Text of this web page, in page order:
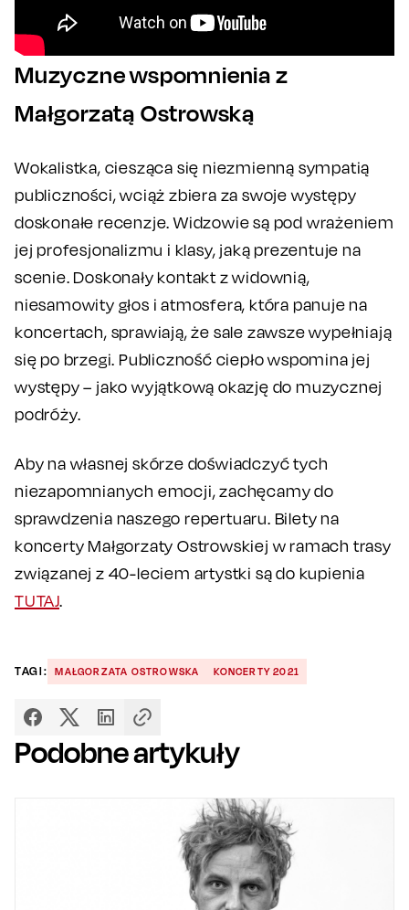
Muzyczne wspomnienia z
Małgorzatą Ostrowską
Wokalistka, ciesząca się niezmienną sympatią
publiczności, wciąż zbiera za swoje występy
doskonałe recenzje. Widzowie są pod wrażeniem
jej profesjonalizmu i klasy, jaką prezentuje na
scenie. Doskonały kontakt z widownią,
niesamowity głos i atmosfera, która panuje na
koncertach, sprawiają, że sale zawsze wypełniają
się po brzegi. Publiczność ciepło wspomina jej
występy – jako wyjątkową okazję do muzycznej
podróży.
Aby na własnej skórze doświadczyć tych
niezapomnianych emocji, zachęcamy do
sprawdzenia naszego repertuaru. Bilety na
koncerty Małgorzaty Ostrowskiej w ramach trasy
związanej z 40-leciem artystki są do kupienia
TUTAJ.
TAGI: MAŁGORZATA OSTROWSKA KONCERTY 2021
Podobne artykuły